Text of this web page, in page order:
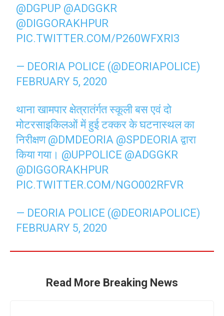
@DGPUP @ADGGKR
@DIGGORAKHPUR
PIC.TWITTER.COM/P260WFXRI3
— DEORIA POLICE (@DEORIAPOLICE)
FEBRUARY 5, 2020
थाना खामपार क्षेत्रातंर्गत स्कूली बस एवं दो
मोटरसाइकिलओं में हुई टक्कर के घटनास्थल का
निरीक्षण @DMDEORIA @SPDEORIAद्वारा
किया गया। @UPPOLICE @ADGGKR
@DIGGORAKHPUR
PIC.TWITTER.COM/NGO002RFVR
— DEORIA POLICE (@DEORIAPOLICE)
FEBRUARY 5, 2020
Read More Breaking News